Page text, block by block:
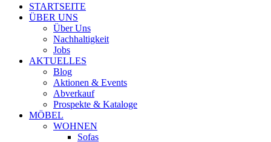
STARTSEITE
ÜBER UNS
Über Uns
Nachhaltigkeit
Jobs
AKTUELLES
Blog
Aktionen & Events
Abverkauf
Prospekte & Kataloge
MÖBEL
WOHNEN
Sofas